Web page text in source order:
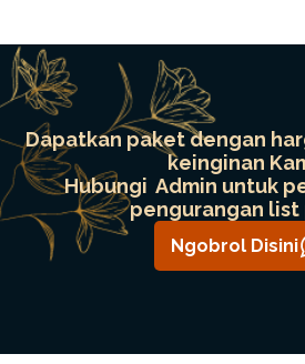
Dapatkan paket dengan
keinginan
Hubungi Admin untuk
pengurangan list
Ngobrol Disini